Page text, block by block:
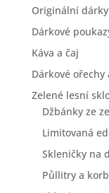
Originální
Dárkové
Káva a čaj
Dárkové
Zelené lesní
Džbánky ze
Limitovaná
Skleničky na
Půllitry a